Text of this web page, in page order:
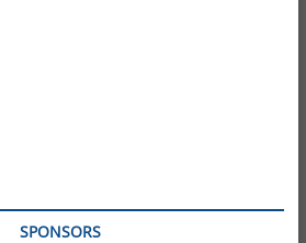
SPONSORS